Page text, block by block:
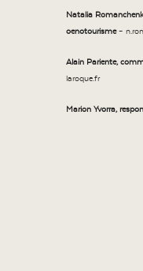
Natalia
oenotourisme–
Alain Pariente,
laroque.fr
Marion Yvorra,